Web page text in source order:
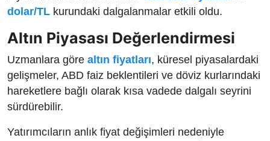
dolar/TL kurundaki dalgalanmalar etkili oldu.
Altın Piyasası Değerlendirmesi
Uzmanlara göre altın fiyatları, küresel piyasalardaki
gelişmeler, ABD faiz beklentileri ve döviz kurlarındaki
hareketlere bağlı olarak kısa vadede dalgalı seyrini
sürdürebilir.
Yatırımcıların anlık fiyat değişimleri nedeniyle